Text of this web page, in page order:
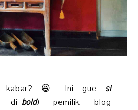
kabar? 😆 Ini gue si
di-bold) pemilik blog